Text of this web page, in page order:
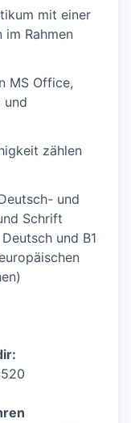
mit einer
im Rahmen
MS Office,
und
zählen
und
Schrift
und B1